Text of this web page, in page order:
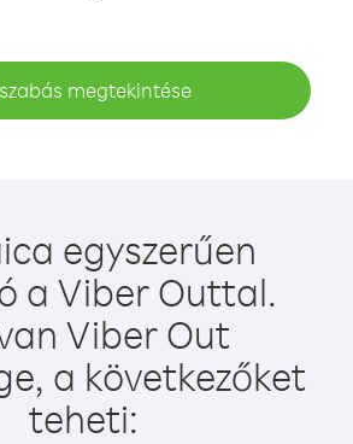
megtekintése
egyszerűen
a Viber Outtal.
Viber Out
a következőket
teheti: